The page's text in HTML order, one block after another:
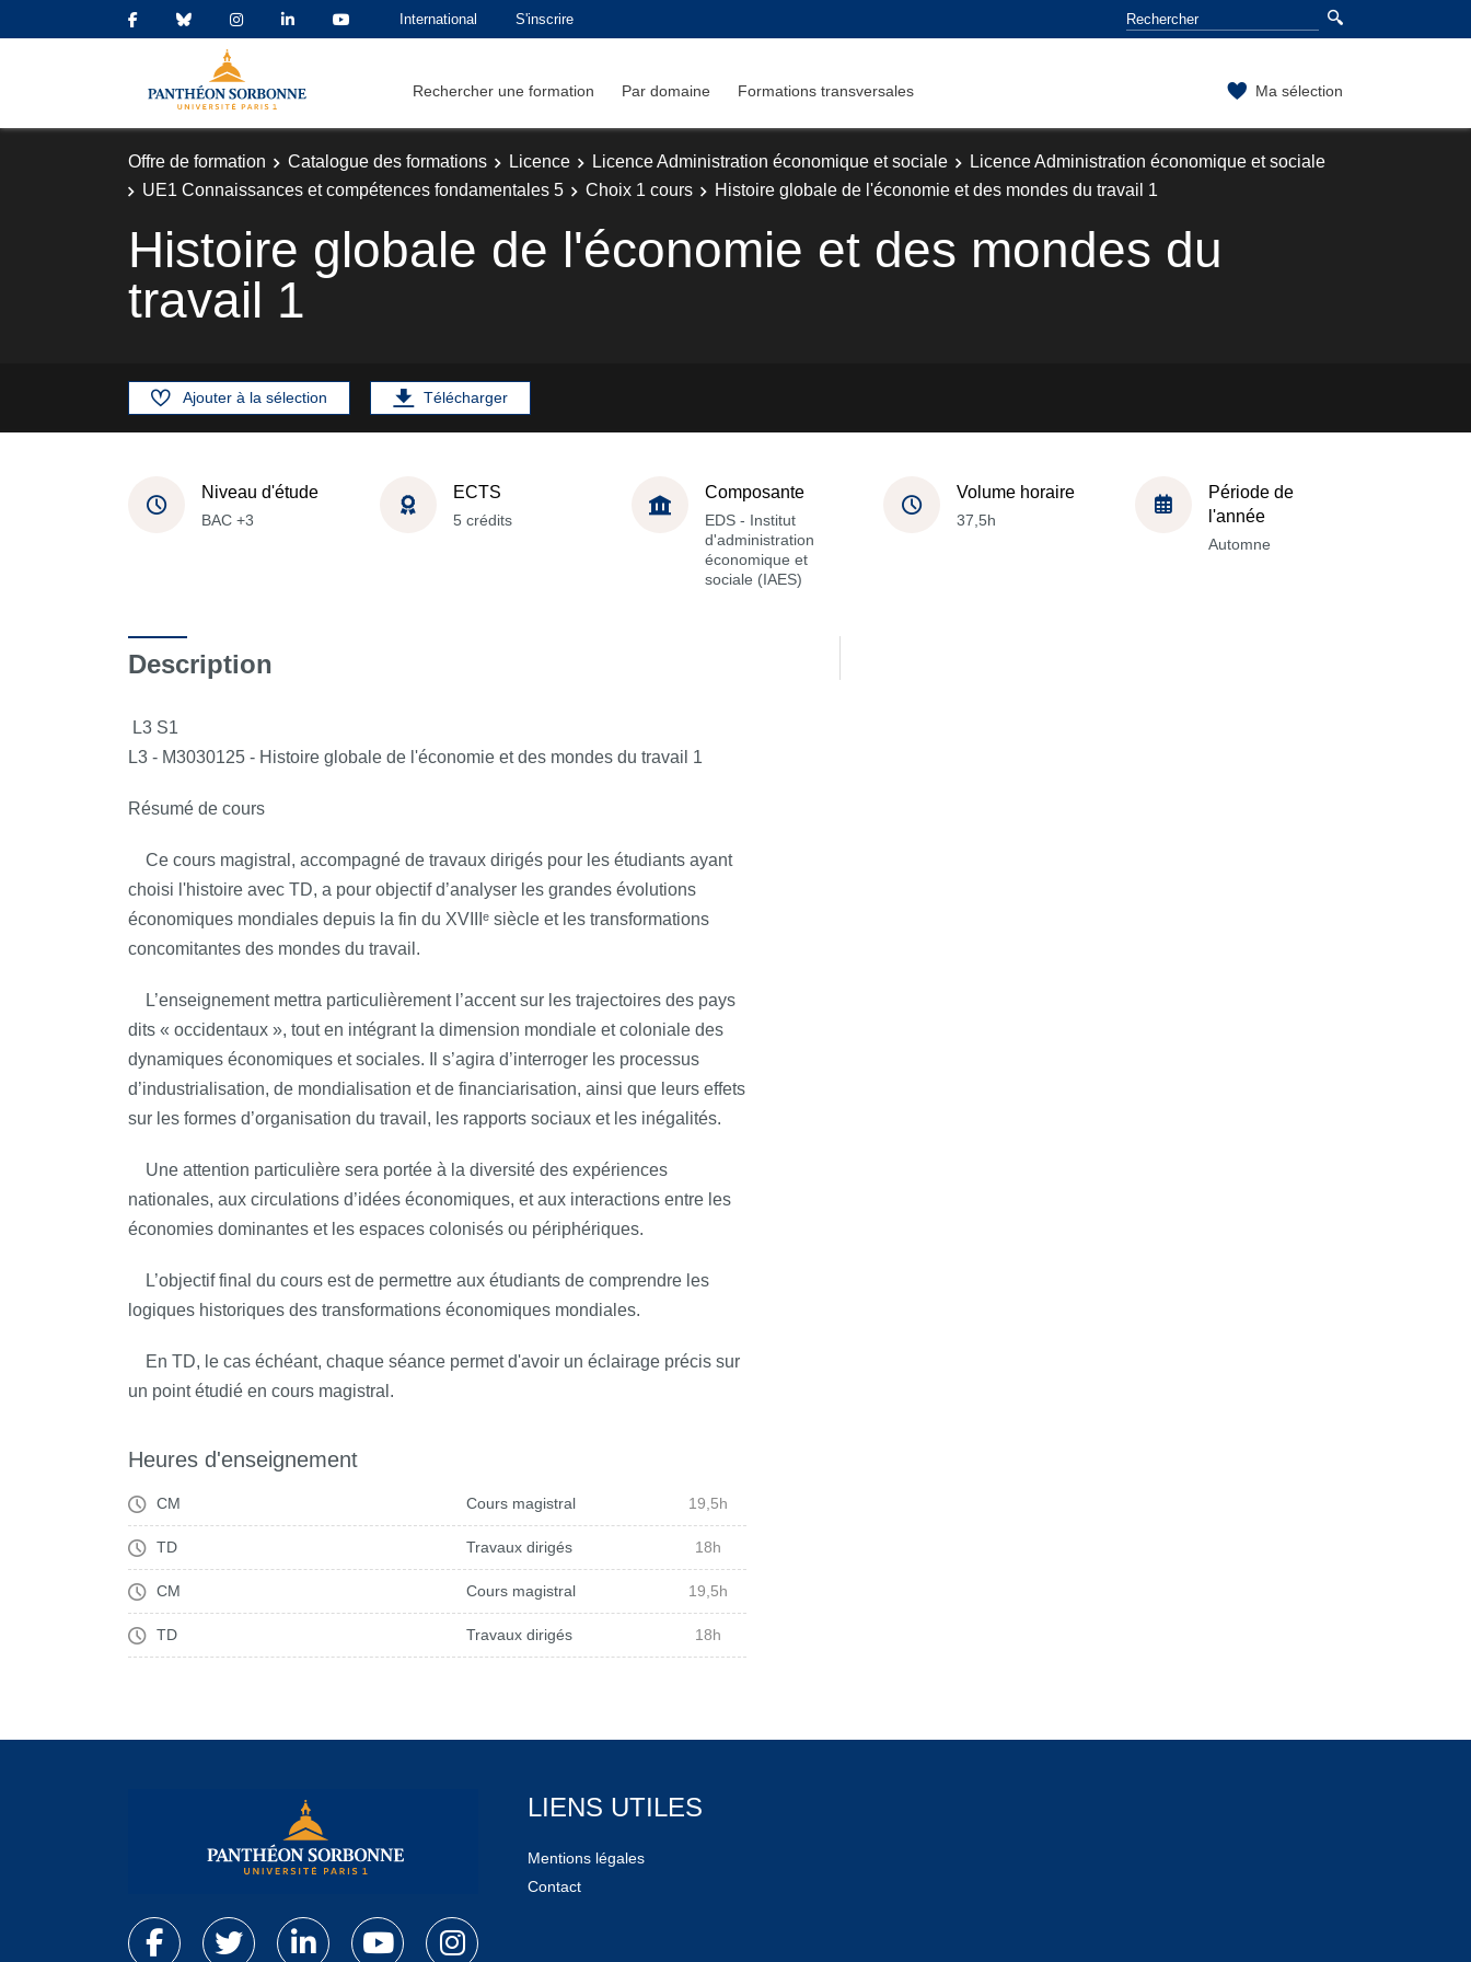
International S'inscrire
Rechercher une formation Par domaine Formations transversales Ma sélection
Offre de formation Catalogue des formations Licence Licence Administration économique et sociale
Licence Administration économique et sociale
UE1 Connaissances et compétences fondamentales 5
Choix 1 cours Histoire globale de l'économie et des mondes du travail 1
Histoire globale de l'économie et des mondes du
travail 1
Ajouter à la sélection Télécharger
Niveau d'étude
BAC +3
ECTS
5 crédits
Composante
EDS - Institut
d'administration
économique et
sociale (IAES)
Volume horaire
37,5h
Période de
l'année
Automne
Description
L3 S1
L3 - M3030125 - Histoire globale de l'économie et des mondes du travail 1
Résumé de cours
Ce cours magistral, accompagné de travaux dirigés pour les étudiants ayant
choisi l'histoire avec TD, a pour objectif d’analyser les grandes évolutions
économiques mondiales depuis la fin du XVIIIᵉ siècle et les transformations
concomitantes des mondes du travail.
L’enseignement mettra particulièrement l’accent sur les trajectoires des pays
dits « occidentaux », tout en intégrant la dimension mondiale et coloniale des
dynamiques économiques et sociales. Il s’agira d’interroger les processus
d’industrialisation, de mondialisation et de financiarisation, ainsi que leurs effets
sur les formes d’organisation du travail, les rapports sociaux et les inégalités.
Une attention particulière sera portée à la diversité des expériences
nationales, aux circulations d’idées économiques, et aux interactions entre les
économies dominantes et les espaces colonisés ou périphériques.
L’objectif final du cours est de permettre aux étudiants de comprendre les
logiques historiques des transformations économiques mondiales.
En TD, le cas échéant, chaque séance permet d'avoir un éclairage précis sur
un point étudié en cours magistral.
Heures d'enseignement
CM Cours magistral 19,5h
TD Travaux dirigés 18h
CM Cours magistral 19,5h
TD Travaux dirigés 18h
LIENS UTILES
Mentions légales
Contact